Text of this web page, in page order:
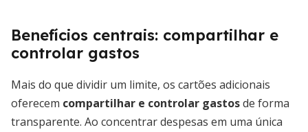
Benefícios centrais: compartilhar e
controlar gastos
Mais do que dividir um limite, os cartões adicionais
oferecem compartilhar e controlar gastosde forma
transparente. Ao concentrar despesas em uma única